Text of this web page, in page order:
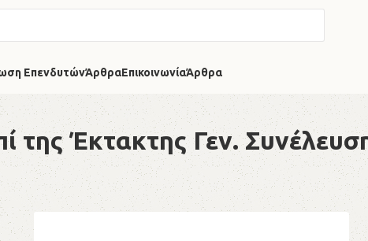
ΕπενδυτώνΆρθραΕπικοινωνίαΆρθρα
της Έκτακτης Γεν.